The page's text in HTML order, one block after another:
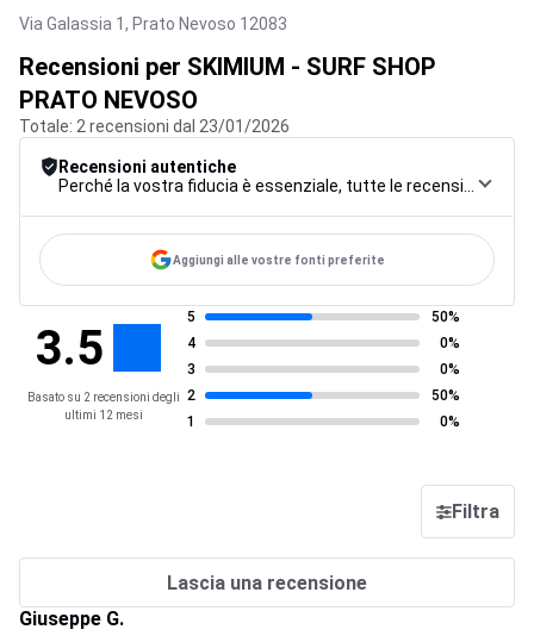
Via Galassia 1, Prato Nevoso 12083
Recensioni per SKIMIUM - SURF SHOP
PRATO NEVOSO
Totale: 2 recensioni dal 23/01/2026
Recensioni autentiche
Aggiungi alle vostre fonti preferite
3.5
Basato su 2 recensioni degli
ultimi 12 mesi
5
50%
4
0%
3
0%
2
50%
1
0%
Filtra
Lascia una recensione
Giuseppe G.